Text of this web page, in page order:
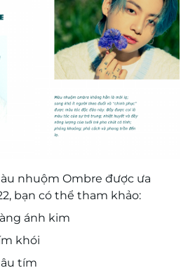
nhuộm Ombre được ưa
bạn có thể tham khảo:
ánh kim
khói
tím